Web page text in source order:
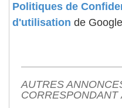
Politiques de
d'utilisation de
AUTRES